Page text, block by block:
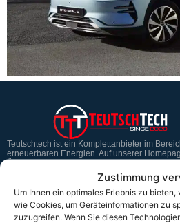
Zustimmung
Um Ihnen ein optimales Erlebnis zu
wie Cookies, um Geräteinformationen zu
zuzugreifen. Wenn Sie diesen
Teutschtech ist ein Komplettanbieter im
erneuerbaren Energien. Auf unserer
Service & Hilfe